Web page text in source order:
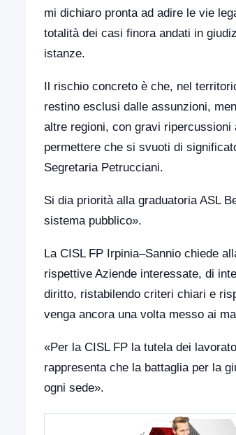
mi dichiaro pronta ad adire le vie
totalità dei casi finora andati in
istanze.
Il rischio concreto è che, nel
restino esclusi dalle assunzioni,
altre regioni, con gravi
permettere che si svuoti di
Segretaria Petrucciani.
Si dia priorità alla graduatoria ASL
sistema pubblico».
La CISL FP Irpinia–Sannio chiede
rispettive Aziende interessate, di
diritto, ristabilendo criteri chiari e
venga ancora una volta messo ai
«Per la CISL FP la tutela dei
rappresenta che la battaglia per la
ogni sede».